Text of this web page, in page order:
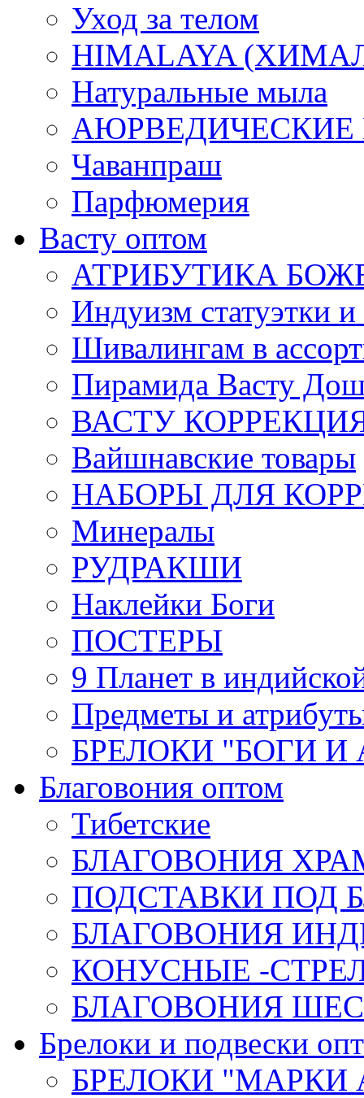
Уход за телом
HIMALAYA
Натуральные мыла
Чаванпраш
Парфюмерия
Васту оптом
АТРИБУТИКА
Индуизм статуэтки
Шивалингам в
Пирамида Васту
ВАСТУ
Вайшнавские товары
НАБОРЫ ДЛЯ
Минералы
РУДРАКШИ
Наклейки Боги
ПОСТЕРЫ
9 Планет в
Предметы и
БРЕЛОКИ "БОГИ И
Благовония оптом
Тибетские
БЛАГОВОНИЯ
ПОДСТАВКИ ПОД
БЛАГОВОНИЯ
КОНУСНЫЕ -
БЛАГОВОНИЯ
Брелоки и подвески
БРЕЛОКИ "МАРКИ